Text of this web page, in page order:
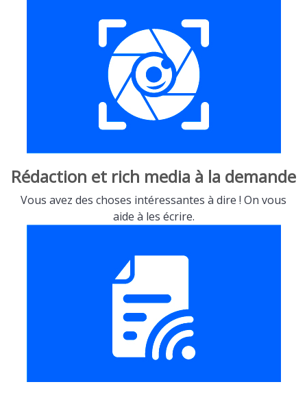
Rédaction et rich media à la demande
Vous avez des choses intéressantes à dire ! On vous
aide à les écrire.